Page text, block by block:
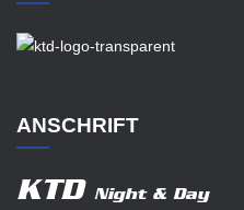
ANSCHRIFT
KTD
Night & Day